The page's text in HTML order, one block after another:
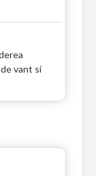
vant si